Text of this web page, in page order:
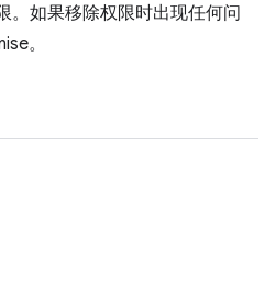
。如果移除权限时出现任何问
。